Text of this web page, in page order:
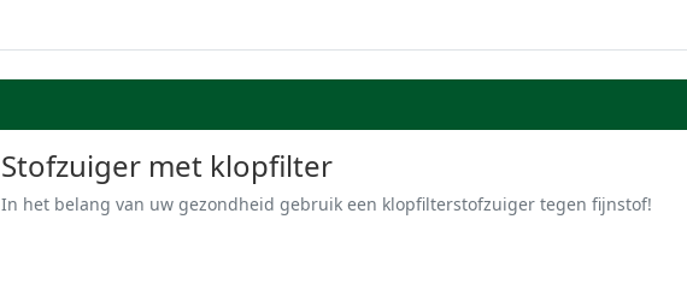
Stofzuiger met klopfilter
In het belang van uw gezondheid gebruik een klopfilterstofzuiger tegen fijnstof!